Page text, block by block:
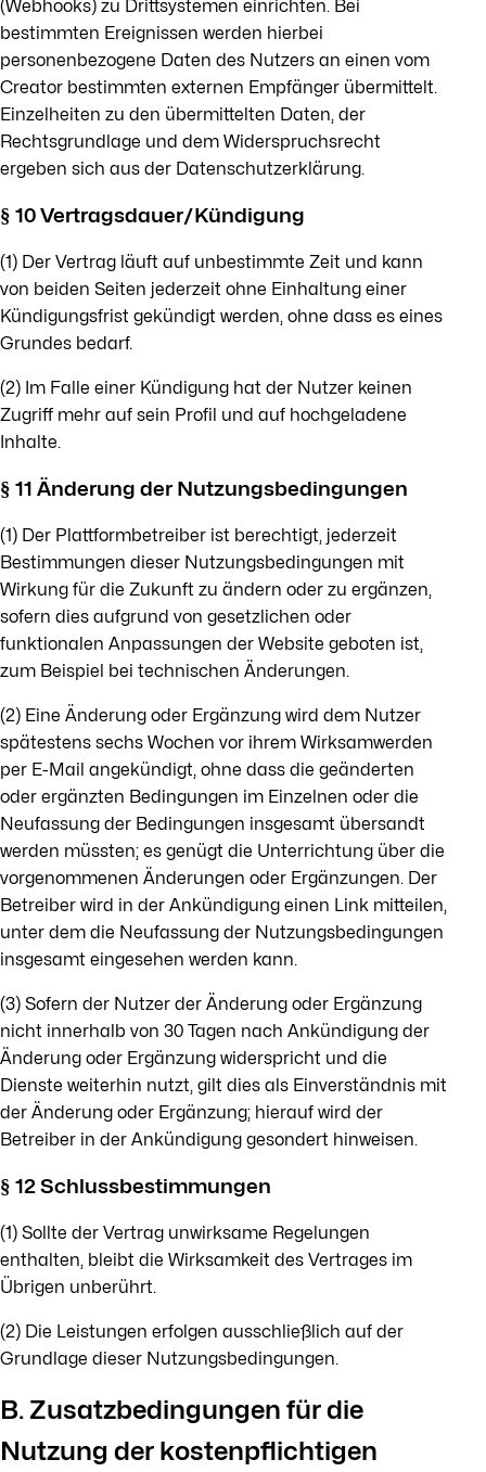
(Webhooks) zu Drittsystemen einrichten. Bei
bestimmten Ereignissen werden hierbei
personenbezogene Daten des Nutzers an einen vom
Creator bestimmten externen Empfänger übermittelt.
Einzelheiten zu den übermittelten Daten, der
Rechtsgrundlage und dem Widerspruchsrecht
ergeben sich aus der Datenschutzerklärung.
§ 10 Vertragsdauer/Kündigung
(1) Der Vertrag läuft auf unbestimmte Zeit und kann
von beiden Seiten jederzeit ohne Einhaltung einer
Kündigungsfrist gekündigt werden, ohne dass es eines
Grundes bedarf.
(2) Im Falle einer Kündigung hat der Nutzer keinen
Zugriff mehr auf sein Profil und auf hochgeladene
Inhalte.
§ 11 Änderung der Nutzungsbedingungen
(1) Der Plattformbetreiber ist berechtigt, jederzeit
Bestimmungen dieser Nutzungsbedingungen mit
Wirkung für die Zukunft zu ändern oder zu ergänzen,
sofern dies aufgrund von gesetzlichen oder
funktionalen Anpassungen der Website geboten ist,
zum Beispiel bei technischen Änderungen.
(2) Eine Änderung oder Ergänzung wird dem Nutzer
spätestens sechs Wochen vor ihrem Wirksamwerden
per E-Mail angekündigt, ohne dass die geänderten
oder ergänzten Bedingungen im Einzelnen oder die
Neufassung der Bedingungen insgesamt übersandt
werden müssten; es genügt die Unterrichtung über die
vorgenommenen Änderungen oder Ergänzungen. Der
Betreiber wird in der Ankündigung einen Link mitteilen,
unter dem die Neufassung der Nutzungsbedingungen
insgesamt eingesehen werden kann.
(3) Sofern der Nutzer der Änderung oder Ergänzung
nicht innerhalb von 30 Tagen nach Ankündigung der
Änderung oder Ergänzung widerspricht und die
Dienste weiterhin nutzt, gilt dies als Einverständnis mit
der Änderung oder Ergänzung; hierauf wird der
Betreiber in der Ankündigung gesondert hinweisen.
§ 12 Schlussbestimmungen
(1) Sollte der Vertrag unwirksame Regelungen
enthalten, bleibt die Wirksamkeit des Vertrages im
Übrigen unberührt.
(2) Die Leistungen erfolgen ausschließlich auf der
Grundlage dieser Nutzungsbedingungen.
B. Zusatzbedingungen für die
Nutzung der kostenpflichtigen